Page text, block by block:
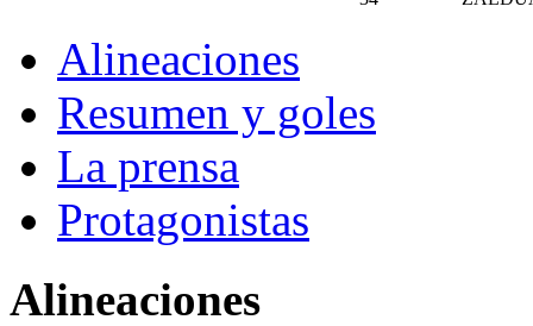
Alineaciones
Resumen y goles
La prensa
Protagonistas
Alineaciones